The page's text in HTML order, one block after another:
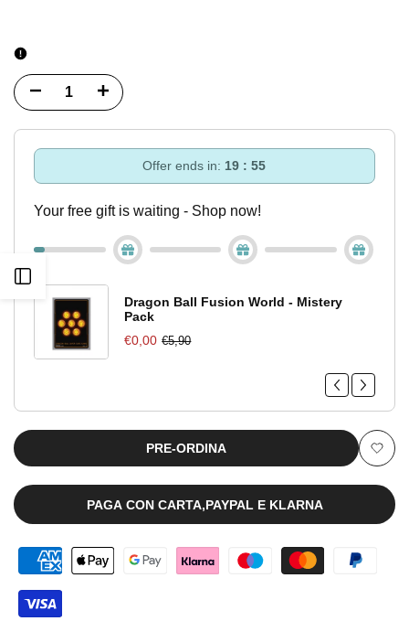
barra
Diminuisci
quantità
Game
Terastal
Festival
Incrementa
quantità
Game
Terastal
Festival
Offer ends in: 19 : 55
Your free gift is waiting - Shop now!
Dragon Ball Fusion World - Mistery
Pack
€0,00 €5,90
PRE-ORDINA
alla
PAGA CON CARTA,PAYPAL E KLARNA